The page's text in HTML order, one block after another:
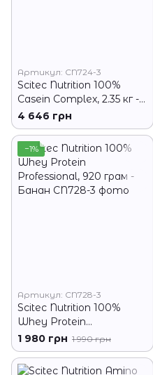
Артикул: CN724-3
Scitec Nutrition 100%
Casein Complex, 2.35 кг -
Бельгійський шоколад
4 646 грн
−1%
Артикул: CN728-3
Scitec Nutrition 100%
Whey Protein
Professional, 920 грам -
Банан
1 980 грн 1 990 грн